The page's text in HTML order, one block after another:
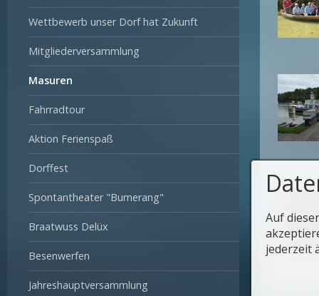
Wettbewerb unser Dorf hat Zukunft
Mitgliederversammlung
Masuren
Fahrradtour
Aktion Ferienspaß
Dorffest
Spontantheater "Bumerang"
Braatwuss Delüx
Besenwerfen
Jahreshauptversammlung
Auf
jederzeit